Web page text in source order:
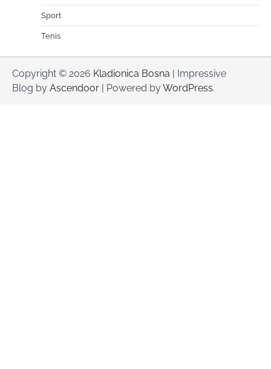
Sport
Tenis
Copyright © 2026 Kladionica Bosna | Impressive
Blog by Ascendoor | Powered byWordPress.